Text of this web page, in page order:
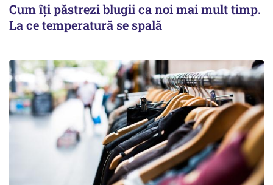
Cum îți păstrezi blugii ca noi mai mult timp.
La ce temperatură se spală